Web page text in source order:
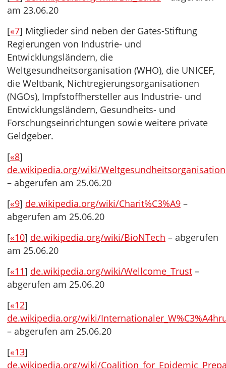
am 23.06.20
[«7] Mitglieder sind neben der Gates-Stiftung
Regierungen von Industrie- und
Entwicklungsländern, die
Weltgesundheitsorganisation (WHO), die UNICEF,
die Weltbank, Nichtregierungsorganisationen
(NGOs), Impfstoffhersteller aus Industrie- und
Entwicklungsländern, Gesundheits- und
Forschungseinrichtungen sowie weitere private
Geldgeber.
[«8]
de.wikipedia.org/wiki/Weltgesundheitsorganisation
– abgerufen am 25.06.20
[«9] de.wikipedia.org/wiki/Charit%C3%A9 –
abgerufen am 25.06.20
[«10] de.wikipedia.org/wiki/BioNTech – abgerufen
am 25.06.20
[«11] de.wikipedia.org/wiki/Wellcome_Trust –
abgerufen am 25.06.20
[«12]
de.wikipedia.org/wiki/
– abgerufen am 25.06.20
[«13]
de.wikipedia.org/wiki/